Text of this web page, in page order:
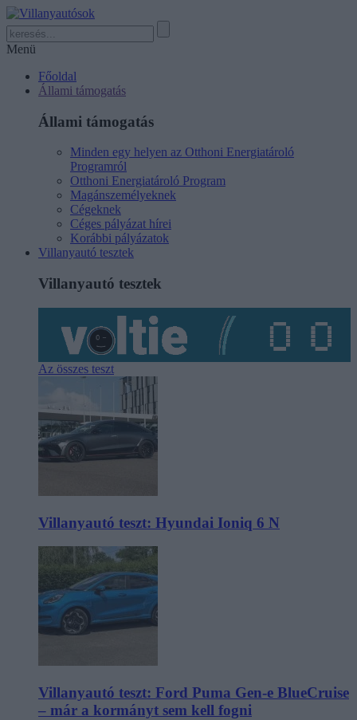
Menü
Főoldal
Állami támogatás
Állami támogatás
Minden egy helyen az Otthoni Energiatároló
Programról
Otthoni Energiatároló Program
Magánszemélyeknek
Cégeknek
Céges pályázat hírei
Korábbi pályázatok
Villanyautó tesztek
Villanyautó tesztek
Az összes teszt
Villanyautó teszt: Hyundai Ioniq 6 N
Villanyautó teszt: Ford Puma Gen-e BlueCruise
– már a kormányt sem kell fogni